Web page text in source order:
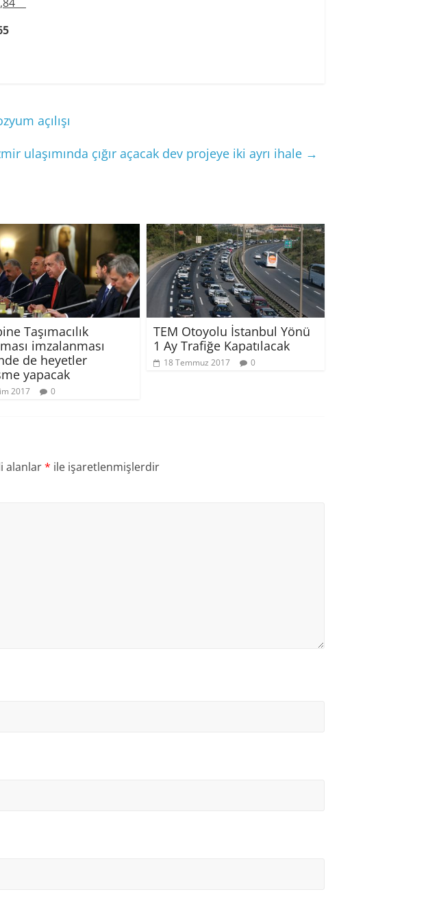
açılışı
ulaşımında çığır açacak dev projeye iki ayrı ihale →
Taşımacılık
imzalanması
de heyetler
yapacak
2017 0
TEM Otoyolu İstanbul Yönü
1 Ay Trafiğe Kapatılacak
18 Temmuz 2017 0
alanlar* ile işaretlenmişlerdir